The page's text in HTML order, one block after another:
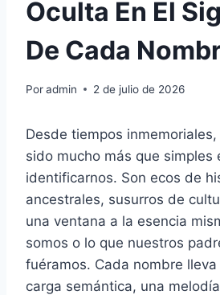
Oculta En El
De Cada
Poradmin 2 de julio de 2026
Desde tiempos
sido mucho más que simples
identificarnos. Son ecos de
ancestrales, susurros de
una ventana a la esencia
somos o lo que nuestros
fuéramos. Cada nombre
carga semántica, una